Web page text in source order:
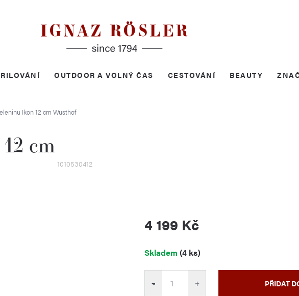
OUTDOOR A VOLNÝ ČAS CESTOVÁNÍ BEAUTY
Ikon 12 cm Wüsthof
cm
1010530412
4 199 Kč
cena:
Skladem (4 ks)
+
− PŘIDAT